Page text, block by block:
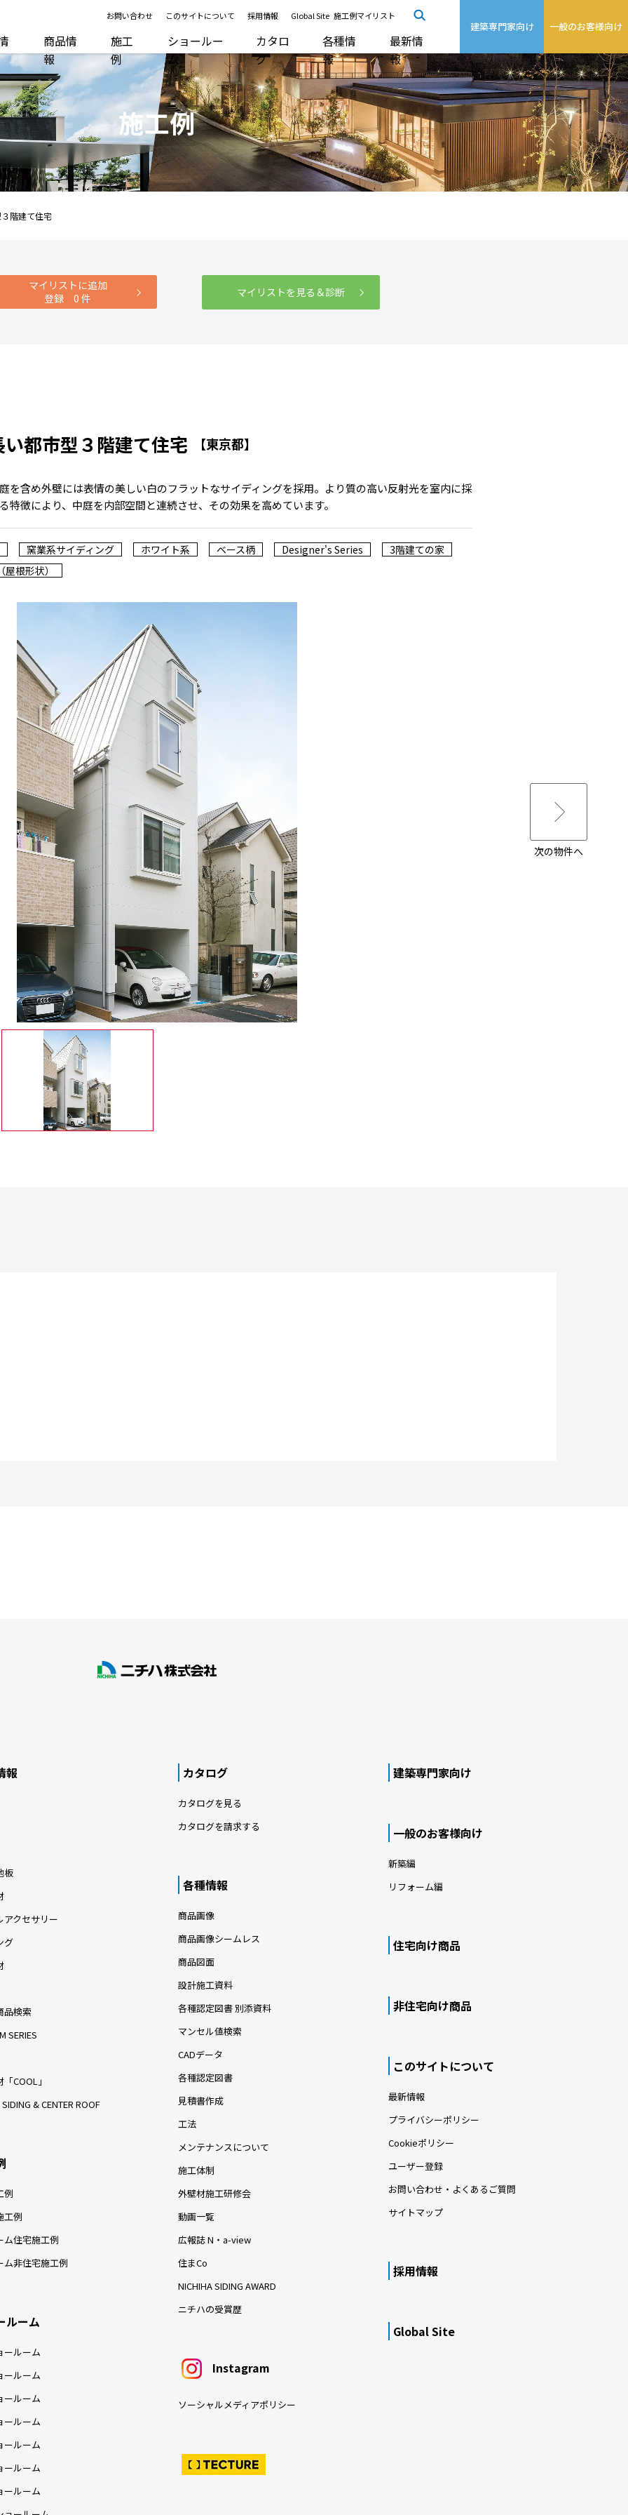
お問い合わせ このサイトについて 採用情報 Global Site 施工例マイリスト
商品情
報
施工
例
ショールー
ム
カタロ
グ
各種情
報
最新情
報
建築専門家向け 一般のお客様向け
施工例
階建て住宅
マイリストに追加
登録0 件 マイリストを見る＆診断
都市型３階建て住宅 【東京都】
を含め外壁には表情の美しい白のフラットなサイディングを採用。より質の高い反射光を室内に採
特徴により、中庭を内部空間と連続させ、その効果を高めています。
窯業系サイディング ホワイト系 ベース柄 Designer's Series
3階建ての家
根形状）
次の物件へ
報
板
アクセサリー
グ
品検索
SERIES
COOL」
SIDING & CENTER ROOF
例
工例
ム住宅施工例
ム非住宅施工例
ルーム
ールーム
ールーム
ールーム
ールーム
ールーム
ールーム
ールーム
カタログ
カタログを見る
カタログを請求する
各種情報
商品画像
商品画像シームレス
商品図面
設計施工資料
各種認定図書 別添資料
マンセル値検索
CADデータ
各種認定図書
見積書作成
工法
メンテナンスについて
施工体制
外壁材施工研修会
動画一覧
広報誌 N・a-view
住まCo
NICHIHA SIDING AWARD
ニチハの受賞歴
Instagram
ソーシャルメディアポリシー
建築専門家向け
一般のお客様向け
新築編
リフォーム編
住宅向け商品
非住宅向け商品
このサイトについて
最新情報
プライバシーポリシー
Cookieポリシー
ユーザー登録
お問い合わせ・よくあるご質問
サイトマップ
採用情報
Global Site